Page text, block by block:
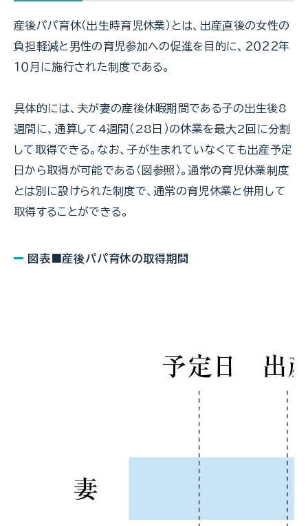
産後パパ育休（出生時育児休業）とは、出産直後の女性の
負担軽減と男性の育児参加への促進を目的に、２０２２年
１０月に施行された制度である。
具体的には、夫が妻の産後休暇期間である子の出生後8
週間に、通算して4週間（28日）の休業を最大2回に分割
して取得できる。なお、子が生まれていなくても出産予定
日から取得が可能である（図参照）。通常の育児休業制度
とは別に設けられた制度で、通常の育児休業と併用して
取得することができる。
図表■産後パパ育休の取得期間